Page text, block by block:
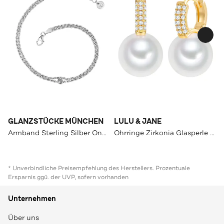
GLANZSTÜCKE MÜNCHEN
Armband Sterling Silber OneColor
LULU & JANE
Ohrringe Zirkonia Glasperle OneColor
* Unverbindliche Preisempfehlung des Herstellers. Prozentuale
Ersparnis ggü. der UVP, sofern vorhanden
Unternehmen
Über uns